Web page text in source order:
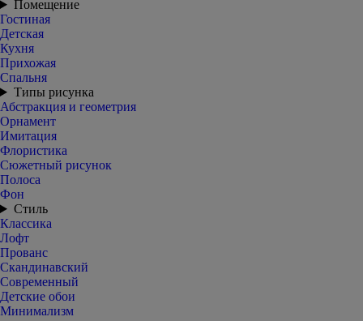
Помещение
Гостиная
Детская
Кухня
Прихожая
Спальня
Типы рисунка
Абстракция и геометрия
Орнамент
Имитация
Флористика
Сюжетный рисунок
Полоса
Фон
Стиль
Классика
Лофт
Прованс
Скандинавский
Современный
Детские обои
Минимализм